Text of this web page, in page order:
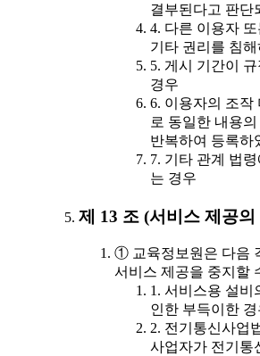
결부된다고 판단
4. 다른 이용자
기타 권리를 침
5. 게시 기간이
경우
6. 이용자의 조작
로 동일한 내용
반복하여 등록하
7. 기타 관계 법
는 경우
제 13 조 (서비스 제공
① 교육정보원은 다음
서비스 제공을 중지할
1. 서비스용 설비
인한 부득이한 경
2. 전기통신사업
사업자가 전기통